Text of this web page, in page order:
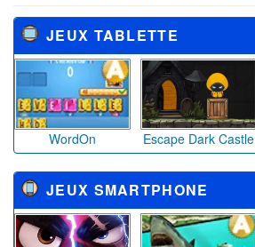
JEUX TABLETTE
WordOn Escape Dark Castle
JEUX SMARTPHONE